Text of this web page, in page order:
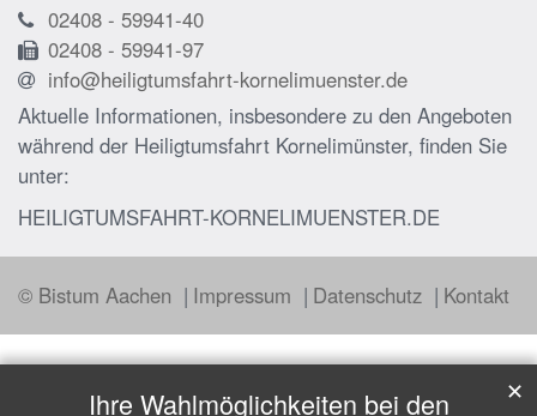
02408 - 59941-40
02408 - 59941-97
info@heiligtumsfahrt-kornelimuenster.de
Aktuelle Informationen, insbesondere zu den Angeboten
während der Heiligtumsfahrt Kornelimünster, finden Sie
unter:
HEILIGTUMSFAHRT-KORNELIMUENSTER.DE
© Bistum Aachen Impressum Datenschutz Kontakt
Ihre Wahlmöglichkeiten bei den
✕